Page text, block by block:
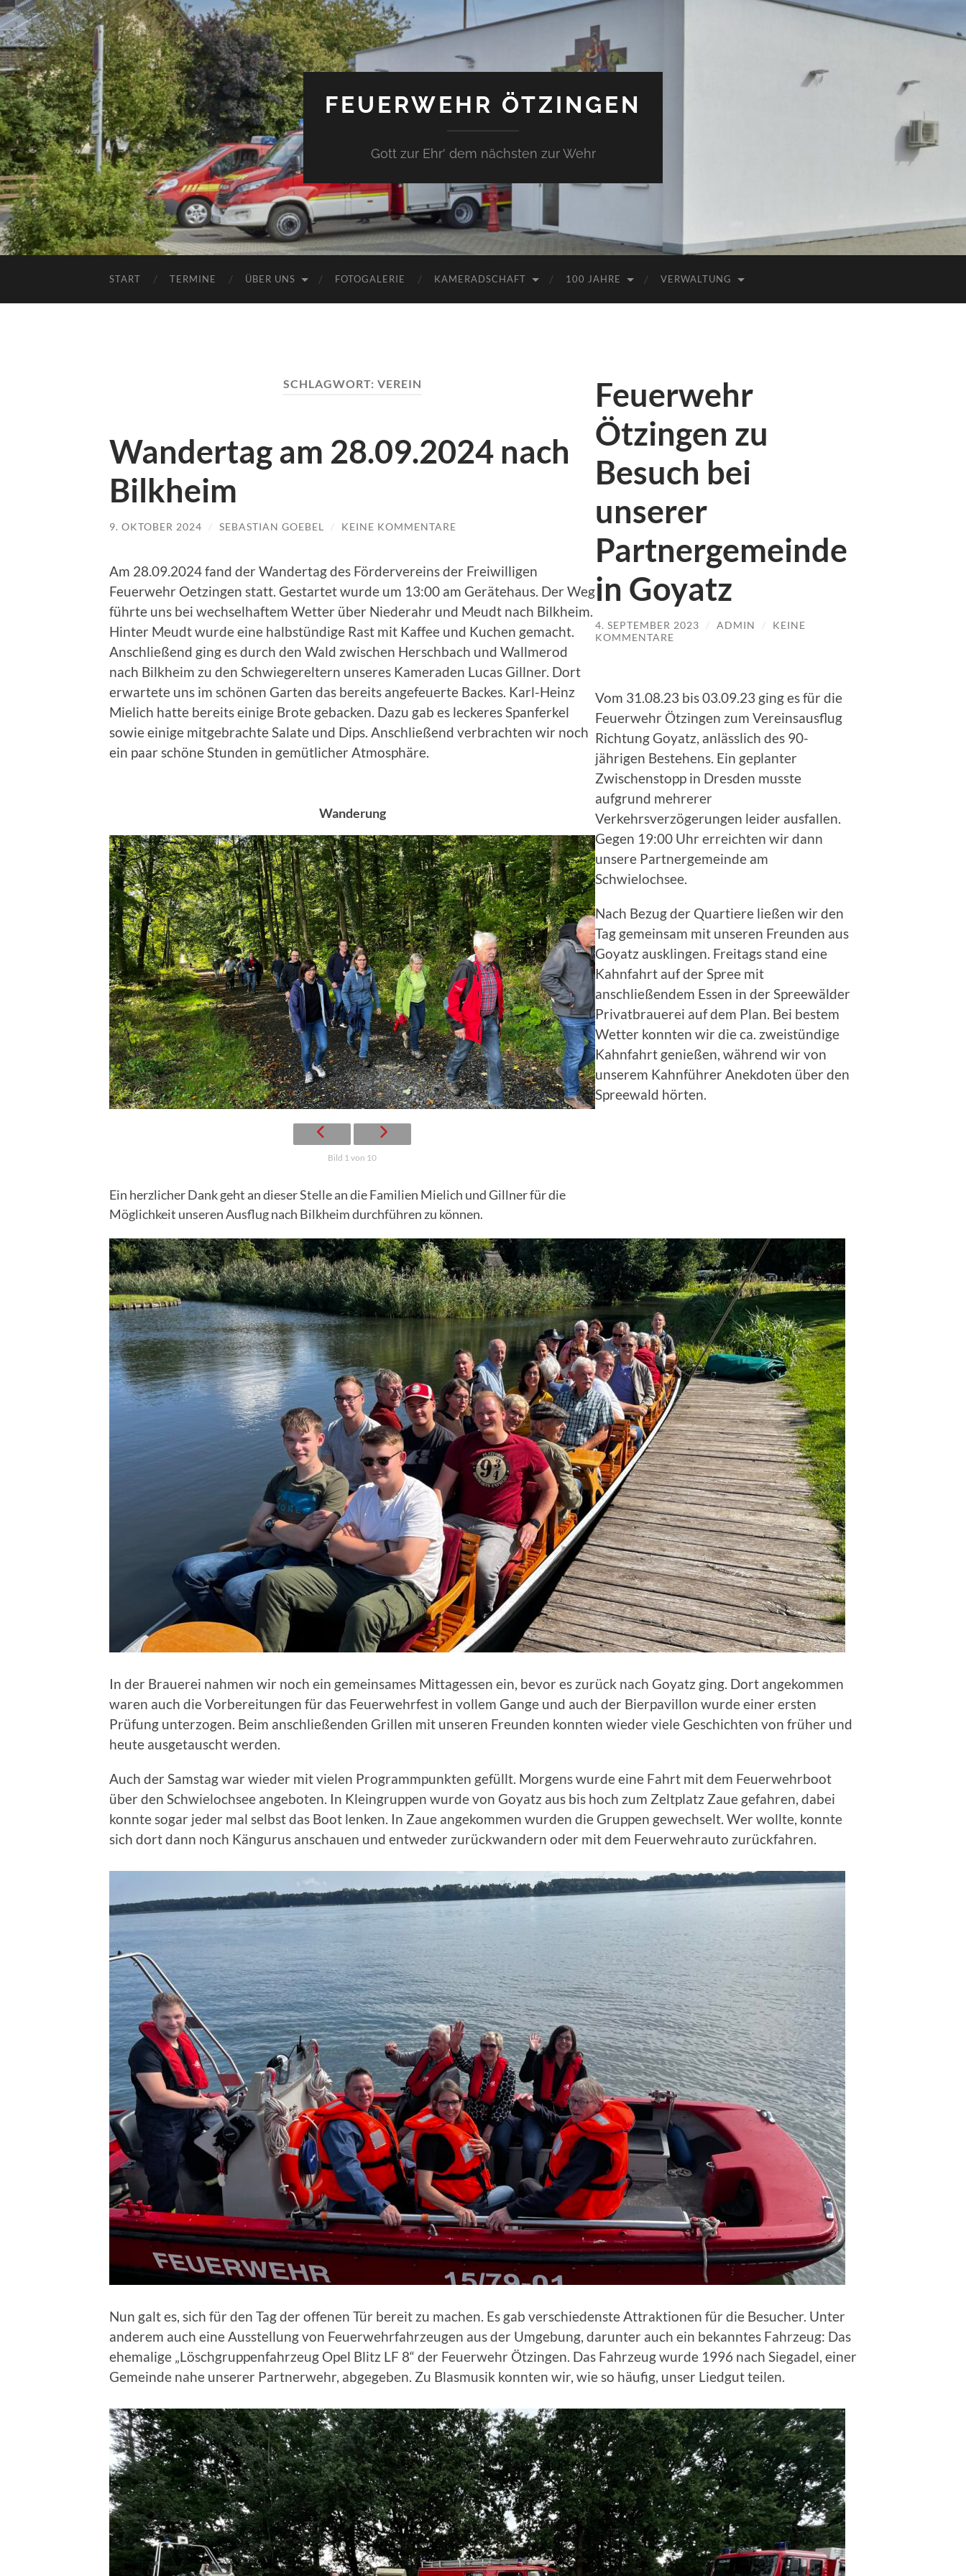
FEUERWEHR ÖTZINGEN
Gott zur Ehr' dem nächsten zur Wehr
START TERMINE ÜBER UNS FOTOGALERIE KAMERADSCHAFT 100 JAHRE VERWALTUNG
SCHLAGWORT: VEREIN
Wandertag am 28.09.2024 nach
Bilkheim
9. OKTOBER 2024 / SEBASTIAN GOEBEL / KEINE KOMMENTARE
Am 28.09.2024 fand der Wandertag des Fördervereins der Freiwilligen
Feuerwehr Oetzingen statt. Gestartet wurde um 13:00 am Gerätehaus. Der Weg
führte uns bei wechselhaftem Wetter über Niederahr und Meudt nach Bilkheim.
Hinter Meudt wurde eine halbstündige Rast mit Kaffee und Kuchen gemacht.
Anschließend ging es durch den Wald zwischen Herschbach und Wallmerod
nach Bilkheim zu den Schwiegereltern unseres Kameraden Lucas Gillner. Dort
erwartete uns im schönen Garten das bereits angefeuerte Backes. Karl-Heinz
Mielich hatte bereits einige Brote gebacken. Dazu gab es leckeres Spanferkel
sowie einige mitgebrachte Salate und Dips. Anschließend verbrachten wir noch
ein paar schöne Stunden in gemütlicher Atmosphäre.
Wanderung
Bild 1 von 10
Ein herzlicher Dank geht an dieser Stelle an die Familien Mielich und Gillner für die
Möglichkeit unseren Ausflug nach Bilkheim durchführen zu können.
Feuerwehr
Ötzingen zu
Besuch bei
unserer
Partnergemeinde
in Goyatz
4. SEPTEMBER 2023 / ADMIN /
KEINE
KOMMENTARE
Vom 31.08.23 bis 03.09.23 ging es für die
Feuerwehr Ötzingen zum Vereinsausflug
Richtung Goyatz, anlässlich des 90-
jährigen Bestehens. Ein geplanter
Zwischenstopp in Dresden musste
aufgrund mehrerer
Verkehrsverzögerungen leider ausfallen.
Gegen 19:00 Uhr erreichten wir dann
unsere Partnergemeinde am
Schwielochsee.
Nach Bezug der Quartiere ließen wir den
Tag gemeinsam mit unseren Freunden aus
Goyatz ausklingen. Freitags stand eine
Kahnfahrt auf der Spree mit
anschließendem Essen in der Spreewälder
Privatbrauerei auf dem Plan. Bei bestem
Wetter konnten wir die ca. zweistündige
Kahnfahrt genießen, während wir von
unserem Kahnführer Anekdoten über den
Spreewald hörten.
In der Brauerei nahmen wir noch ein gemeinsames Mittagessen ein, bevor es zurück nach Goyatz ging. Dort angekommen
waren auch die Vorbereitungen für das Feuerwehrfest in vollem Gange und auch der Bierpavillon wurde einer ersten
Prüfung unterzogen. Beim anschließenden Grillen mit unseren Freunden konnten wieder viele Geschichten von früher und
heute ausgetauscht werden.
Auch der Samstag war wieder mit vielen Programmpunkten gefüllt. Morgens wurde eine Fahrt mit dem Feuerwehrboot
über den Schwielochsee angeboten. In Kleingruppen wurde von Goyatz aus bis hoch zum Zeltplatz Zaue gefahren, dabei
konnte sogar jeder mal selbst das Boot lenken. In Zaue angekommen wurden die Gruppen gewechselt. Wer wollte, konnte
sich dort dann noch Kängurus anschauen und entweder zurückwandern oder mit dem Feuerwehrauto zurückfahren.
Nun galt es, sich für den Tag der offenen Tür bereit zu machen. Es gab verschiedenste Attraktionen für die Besucher. Unter
anderem auch eine Ausstellung von Feuerwehrfahrzeugen aus der Umgebung, darunter auch ein bekanntes Fahrzeug: Das
ehemalige „Löschgruppenfahrzeug Opel Blitz LF 8“ der Feuerwehr Ötzingen. Das Fahrzeug wurde 1996 nach Siegadel, einer
Gemeinde nahe unserer Partnerwehr, abgegeben. Zu Blasmusik konnten wir, wie so häufig, unser Liedgut teilen.